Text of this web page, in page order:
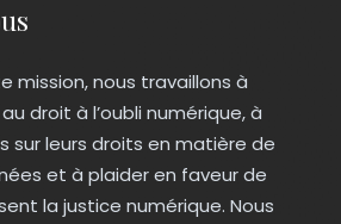
mission, nous travaillons à
droit à l’oubli numérique, à
sur leurs droits en matière de
et à plaider en faveur de
la justice numérique. Nous